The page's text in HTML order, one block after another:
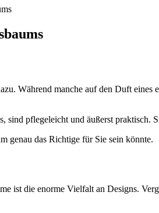
Während manche auf den Duft
sind pflegeleicht und äußerst praktisch.
genau das Richtige für Sie sein könnte.
ist die enorme Vielfalt an Designs.